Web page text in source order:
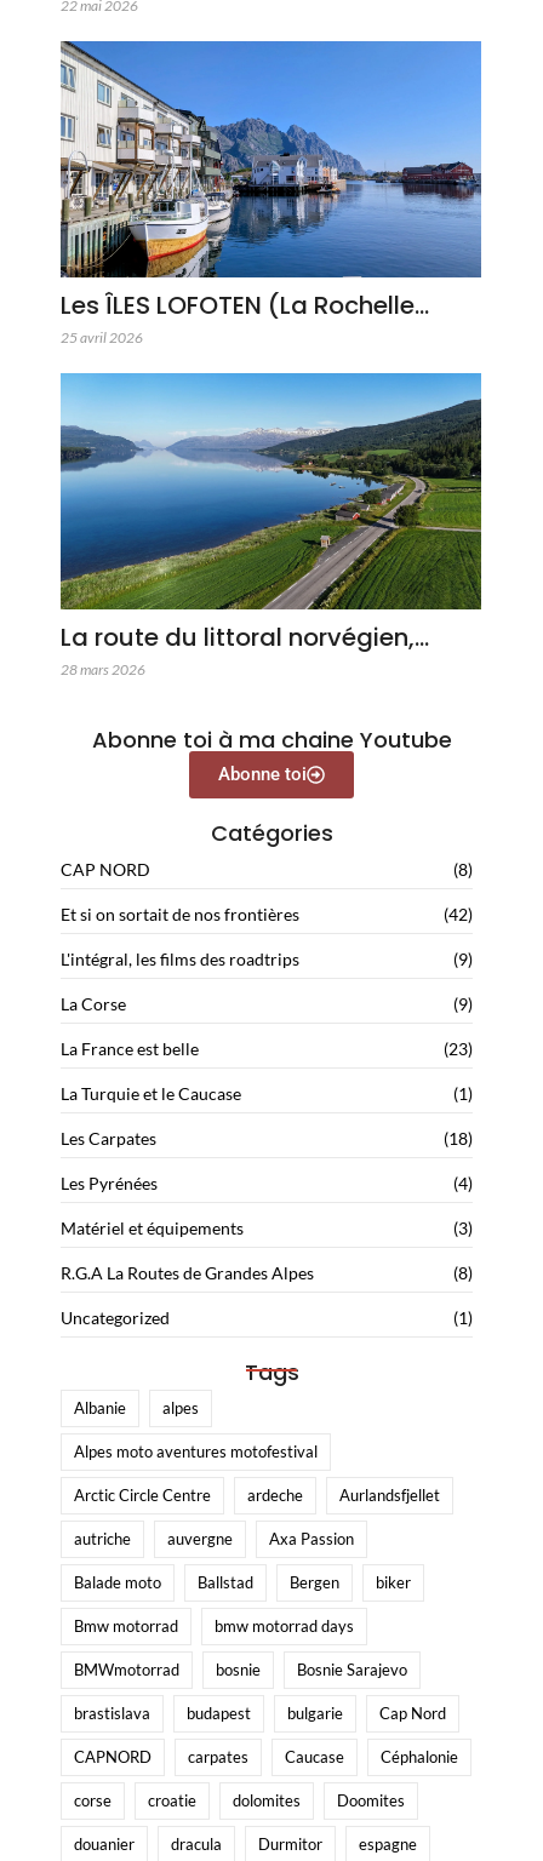
22 mai 2026
Les ÎLES LOFOTEN (La Rochelle…
25 avril 2026
La route du littoral norvégien,…
28 mars 2026
Abonne toi à ma chaine Youtube
Abonne toi
Catégories
CAP NORD (8)
Et si on sortait de nos frontières (42)
L'intégral, les films des roadtrips (9)
La Corse (9)
La France est belle (23)
La Turquie et le Caucase (1)
Les Carpates (18)
Les Pyrénées (4)
Matériel et équipements (3)
R.G.A La Routes de Grandes Alpes (8)
Uncategorized (1)
Tags
Albanie alpes
Alpes moto aventures motofestival
Arctic Circle Centre ardeche Aurlandsfjellet
autriche auvergne Axa Passion
Balade moto Ballstad Bergen biker
Bmw motorrad bmw motorrad days
BMWmotorrad bosnie Bosnie Sarajevo
brastislava budapest bulgarie Cap Nord
CAPNORD carpates Caucase Céphalonie
corse croatie dolomites Doomites
douanier dracula Durmitor espagne